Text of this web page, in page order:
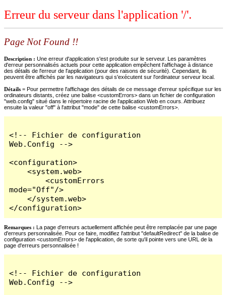
Erreur du serveur dans l'application '/'.
Page Not Found !!
Description : Une erreur d'application s'est produite sur le serveur. Les paramètres
d'erreur personnalisés actuels pour cette application empêchent l'affichage à distance
des détails de l'erreur de l'application (pour des raisons de sécurité). Cependant, ils
peuvent être affichés par les navigateurs qui s'exécutent sur l'ordinateur serveur local.
Détails = Pour permettre l'affichage des détails de ce message d'erreur spécifique sur les
ordinateurs distants, créez une balise <customErrors> dans un fichier de configuration
"web.config" situé dans le répertoire racine de l'application Web en cours. Attribuez
ensuite la valeur "off" à l'attribut "mode" de cette balise <customErrors>.
<!-- Fichier de configuration
Web.Config -->
<configuration>
    <system.web>
        <customErrors
mode="Off"/>
    </system.web>
</configuration>
Remarques : La page d'erreurs actuellement affichée peut être remplacée par une page
d'erreurs personnalisée. Pour ce faire, modifiez l'attribut "defaultRedirect" de la balise de
configuration <customErrors> de l'application, de sorte qu'il pointe vers une URL de la
page d'erreurs personnalisée !
<!-- Fichier de configuration
Web.Config -->